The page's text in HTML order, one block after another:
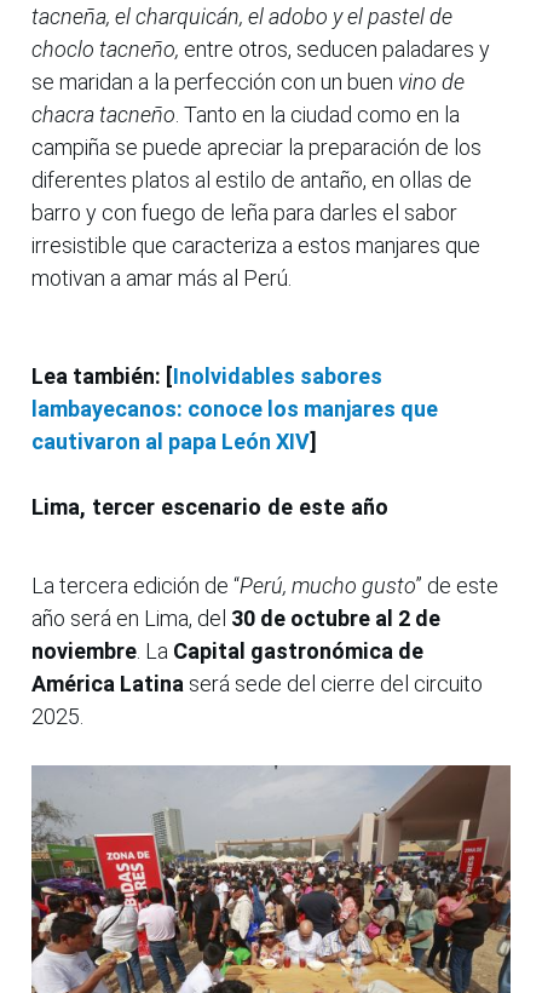
tacneña, el charquicán, el adobo y el pastel de
choclo tacneño, entre otros, seducen paladares y
se maridan a la perfección con un buen vino de
chacra tacneño. Tanto en la ciudad como en la
campiña se puede apreciar la preparación de los
diferentes platos al estilo de antaño, en ollas de
barro y con fuego de leña para darles el sabor
irresistible que caracteriza a estos manjares que
motivan a amar más al Perú.
Lea también: [Inolvidables sabores
lambayecanos: conoce los manjares que
cautivaron al papa León XIV]
Lima, tercer escenario de este año
La tercera edición de “Perú, mucho gusto” de este
año será en Lima, del 30 de octubre al 2 de
noviembre. La Capital gastronómica de
América Latina será sede del cierre del circuito
2025.